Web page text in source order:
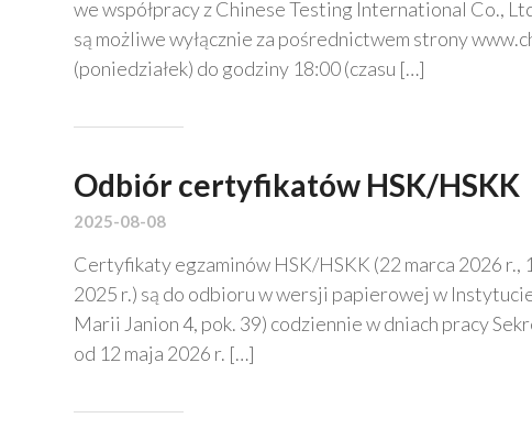
we współpracy z Chinese Testing International Co.,
są możliwe wyłącznie za pośrednictwem strony
(poniedziałek) do godziny 18:00 (czasu […]
Odbiór certyfikatów HSK/HSKK
2025-08-08
Certyfikaty egzaminów HSK/HSKK (22 marca 2026 r.,
2025 r.) są do odbioru w wersji papierowej w
Marii Janion 4, pok. 39) codziennie w dniach pracy
od 12 maja 2026 r. […]